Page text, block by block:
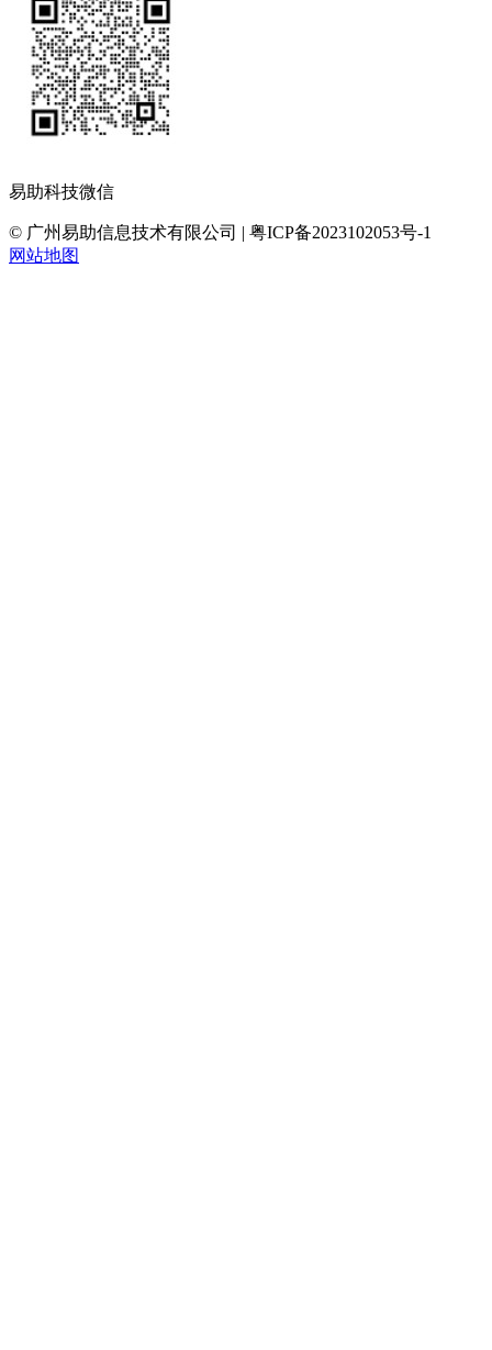
易助科技微信
© 广州易助信息技术有限公司 | 粤ICP备2023102053号-1
网站地图